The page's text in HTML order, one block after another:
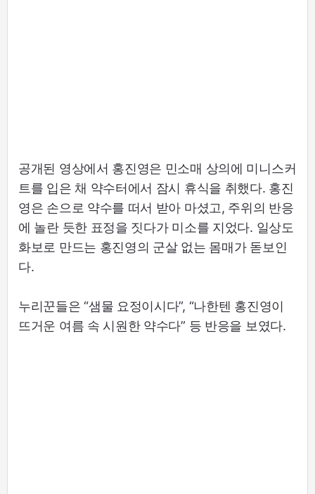
공개된 영상에서 홍진영은 민소매 상의에 미니스커
트를 입은 채 약수터에서 잠시 휴식을 취했다. 홍진
영은 손으로 약수를 떠서 받아 마셨고, 주위의 반응
에 놀란 듯한 표정을 짓다가 미소를 지었다. 일상도
화보로 만드는 홍진영의 군살 없는 몸매가 돋보인
다.
누리꾼들은 “샘물 요정이시다”, “나한텐 홍진영이
뜨거운 여름 속 시원한 약수다” 등 반응을 보였다.